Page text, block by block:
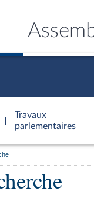
Travaux
parlementaires